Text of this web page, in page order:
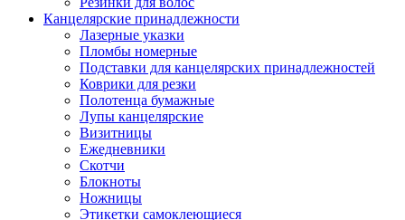
Канцелярские принадлежности
Лазерные указки
Пломбы номерные
Подставки для канцелярских принадлежностей
Коврики для резки
Полотенца бумажные
Лупы канцелярские
Визитницы
Ежедневники
Скотчи
Блокноты
Ножницы
Этикетки самоклеющиеся